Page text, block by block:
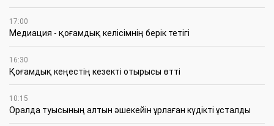
17:00
Медиация - қоғамдық келісімнің берік тетігі
16:30
Қоғамдық кеңестің кезекті отырысы өтті
10:15
Оралда туысының алтын әшекейін ұрлаған күдікті ұсталды